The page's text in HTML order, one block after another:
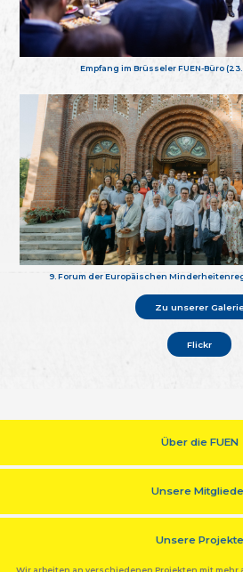
Empfang im Brüsseler FUEN-Büro
9. Forum der Europäischen
Zu unserer
Flickr
Über die FUEN
Unsere
Unsere Projekte
Wir arbeiten an verschiedenen Projekten mit